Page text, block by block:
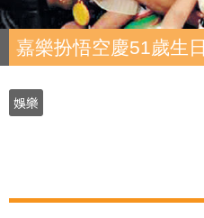
嘉樂扮悟空慶51歲生日
娛樂